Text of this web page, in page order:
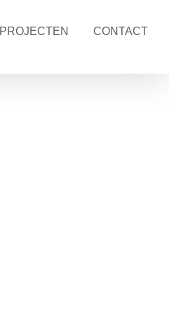
PROJECTEN CONTACT